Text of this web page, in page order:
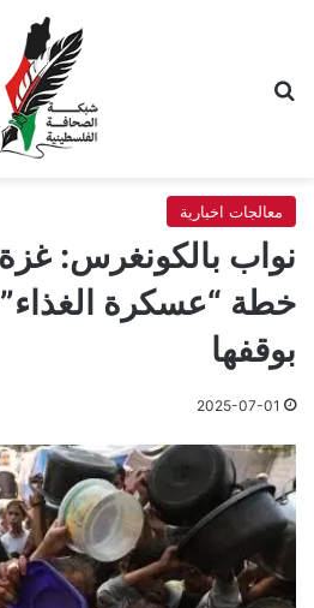
معالجات اخبارية
نواب بالكونغرس: غزة
خطة “عسكرة
بوقفها
2025-07-01